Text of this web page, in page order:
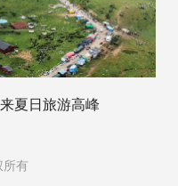
夏日旅游高峰
所有